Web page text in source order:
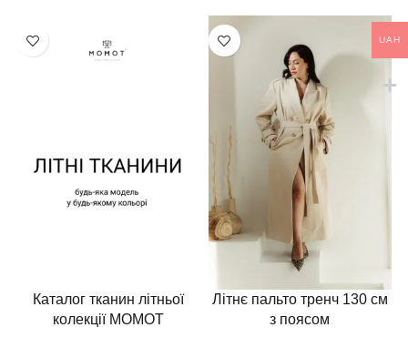
Каталог тканин літньої
колекції MOMOT
Літнє пальто тренч 130 см
з поясом
UAH